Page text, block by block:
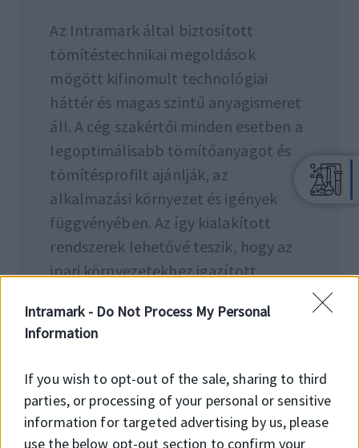
Intramark - Do Not Process My Personal
Information
If you wish to opt-out of the sale, sharing to third
parties, or processing of your personal or sensitive
information for targeted advertising by us, please
use the below opt-out section to confirm your
Az Intramark által biztosított
tömítéstechnikai megoldások
mögött kifinomult technológiai
háttér és magas szintű anyagismeret
áll. A cég szakértői minden esetben a
legoptimálisabb tömítőanyagot és
tömítésprofilt ajánlják, az
alkalmazási környezet és igények
függvényében. Az így kialakított
rendszerek lehetővé teszik, hogy az
ipari környezetekhez igazított,
teljesítményű tömítések kerüljenek
alkalmazásra​.